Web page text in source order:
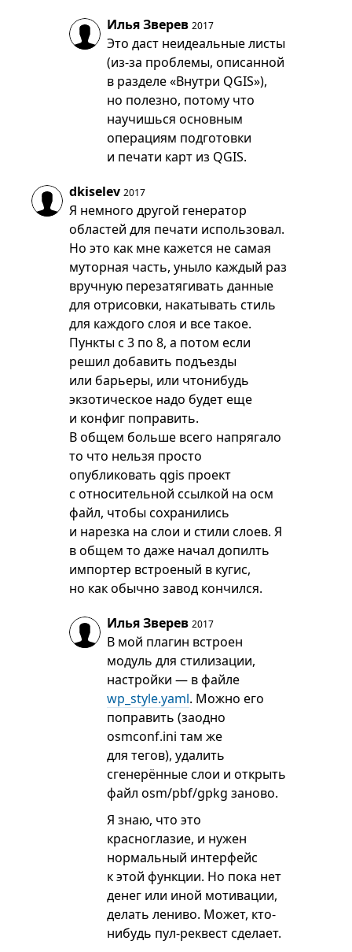
Илья Зверев 2017
Это даст неидеальные листы
(из-за проблемы, описанной
в разделе «Внутри QGIS»),
но полезно, потому что
научишься основным
операциям подготовки
и печати карт из QGIS.
dkiselev 2017
Я немного другой генератор
областей для печати использовал.
Но это как мне кажется не самая
муторная часть, уныло каждый раз
вручную перезатягивать данные
для отрисовки, накатывать стиль
для каждого слоя и все такое.
Пункты с 3 по 8, а потом если
решил добавить подъезды
или барьеры, или чтонибудь
экзотическое надо будет еще
и конфиг поправить.
В общем больше всего напрягало
то что нельзя просто
опубликовать qgis проект
с относительной ссылкой на осм
файл, чтобы сохранились
и нарезка на слои и стили слоев. Я
в общем то даже начал допилть
импортер встроеный в кугис,
но как обычно завод кончился.
Илья Зверев 2017
В мой плагин встроен
модуль для стилизации,
настройки — в файле
wp_style.yaml. Можно его
поправить (заодно
osmconf.ini там же
для тегов), удалить
сгенерённые слои и открыть
файл osm/pbf/gpkg заново.
Я знаю, что это
красноглазие, и нужен
нормальный интерфейс
к этой функции. Но пока нет
денег или иной мотивации,
делать лениво. Может, кто-
нибудь пул-реквест сделает.